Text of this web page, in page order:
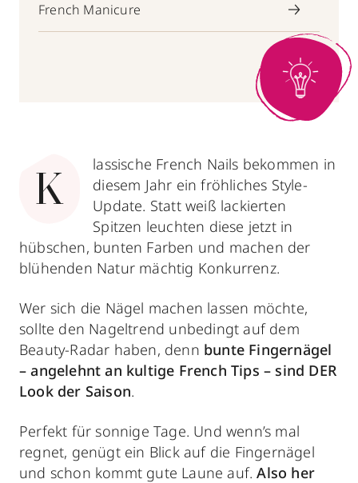
French Manicure
K
lassische French Nails bekommen in
diesem Jahr ein fröhliches Style-
Update. Statt weiß lackierten
Spitzen leuchten diese jetzt in
hübschen, bunten Farben und machen der
blühenden Natur mächtig Konkurrenz.
Wer sich die Nägel machen lassen möchte,
sollte den Nageltrend unbedingt auf dem
Beauty-Radar haben, denn bunte Fingernägel
– angelehnt an kultige French Tips ­– sind DER
Look der Saison.
Perfekt für sonnige Tage. Und wenn’s mal
regnet, genügt ein Blick auf die Fingernägel
und schon kommt gute Laune auf.Also her